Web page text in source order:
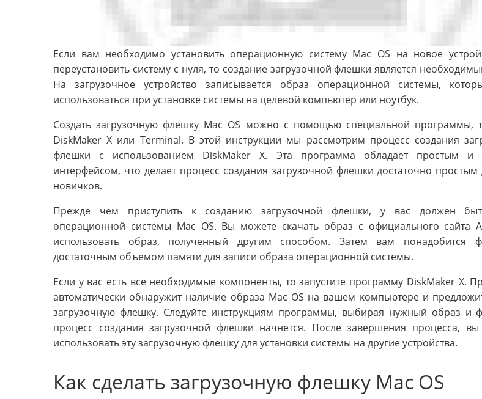
Если вам необходимо установить операционную систему Mac OS на новое
переустановить систему с нуля, то создание загрузочной флешки является
На загрузочное устройство записывается образ операционной системы,
использоваться при установке системы на целевой компьютер или ноутбук.
Создать загрузочную флешку Mac OS можно с помощью специальной программы,
DiskMaker X или Terminal. В этой инструкции мы рассмотрим процесс создания
флешки с использованием DiskMaker X. Эта программа обладает простым и
интерфейсом, что делает процесс создания загрузочной флешки достаточно простым
новичков.
Прежде чем приступить к созданию загрузочной флешки, у вас должен
операционной системы Mac OS. Вы можете скачать образ с официального сайта
использовать образ, полученный другим способом. Затем вам понадобится
достаточным объемом памяти для записи образа операционной системы.
Если у вас есть все необходимые компоненты, то запустите программу DiskMaker X.
автоматически обнаружит наличие образа Mac OS на вашем компьютере и
загрузочную флешку. Следуйте инструкциям программы, выбирая нужный образ и
процесс создания загрузочной флешки начнется. После завершения процесса,
использовать эту загрузочную флешку для установки системы на другие устройства.
Как сделать загрузочную флешку Mac OS